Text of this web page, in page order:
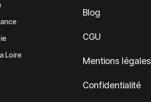
Loire
Blog
CGU
Mentions légales
Confidentialité